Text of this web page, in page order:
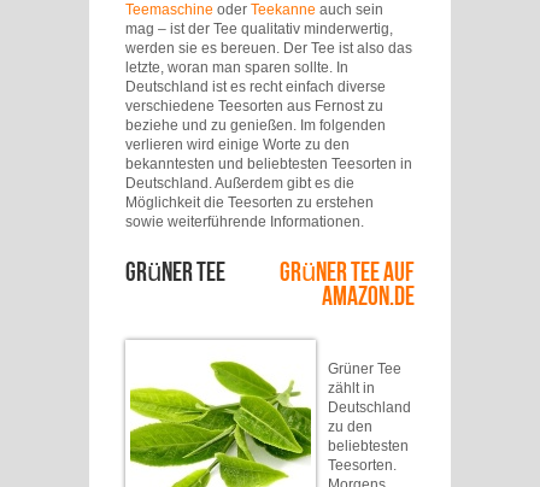
Teemaschine oder Teekanne auch sein
mag – ist der Tee qualitativ minderwertig,
werden sie es bereuen. Der Tee ist also das
letzte, woran man sparen sollte. In
Deutschland ist es recht einfach diverse
verschiedene Teesorten aus Fernost zu
beziehe und zu genießen. Im folgenden
verlieren wird einige Worte zu den
bekanntesten und beliebtesten Teesorten in
Deutschland. Außerdem gibt es die
Möglichkeit die Teesorten zu erstehen
sowie weiterführende Informationen.
Grüner Tee Grüner Tee auf
Amazon.de
Grüner Tee
zählt in
Deutschland
zu den
beliebtesten
Teesorten.